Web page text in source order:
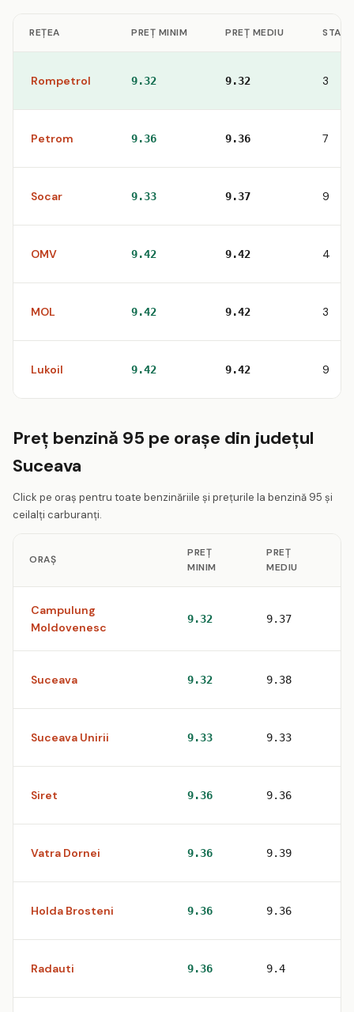
REȚEA PREȚ MINIM PREȚ MEDIU
Rompetrol 9.32 9.32 3
Petrom 9.36 9.36 7
Socar 9.33 9.37 9
OMV 9.42 9.42 4
MOL 9.42 9.42 3
Lukoil 9.42 9.42 9
Preț benzină 95 pe orașe din județul
Suceava
Click pe oraș pentru toate benzinăriile și prețurile la benzină 95 și
ceilalți carburanți.
ORAȘ
PREȚ
MINIM
PREȚ
MEDIU
Campulung
Moldovenesc
9.32 9.37
Suceava 9.32 9.38
Suceava Unirii 9.33 9.33
Siret 9.36 9.36
Vatra Dornei 9.36 9.39
Holda Brosteni 9.36 9.36
Radauti 9.36 9.4